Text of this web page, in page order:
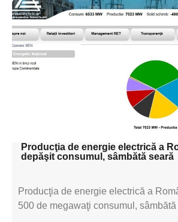
Adaugă aici
subtitluAdaugă
textul pentru
subtitluAdaugă
textul pentru
subtitluAdaugă
textul pentru
Producţia de energie electrică a
depăşit consumul, sâmbătă seară
Producţia de energie electrică a
500 de megawaţi consumul, sâmbătă